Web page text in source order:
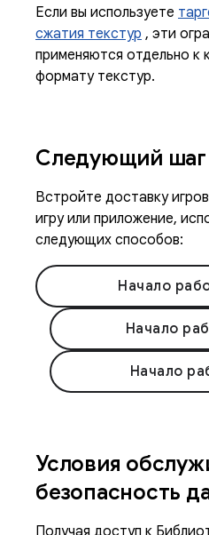
Если вы используете
сжатия текстур , эти
применяются отдельно к
формату текстур.
Следующий шаг
Встройте доставку
игру или приложение,
следующих способов:
Начало
Начало
Начало
Условия
безопасность
Получая доступ к